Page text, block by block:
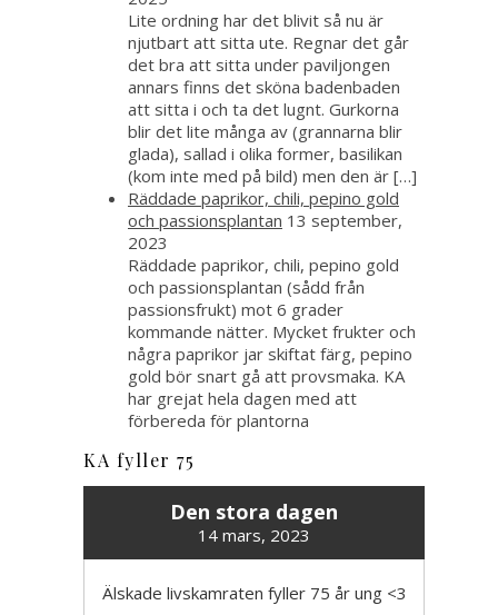
Lite ordning har det blivit så nu är
njutbart att sitta ute. Regnar det går
det bra att sitta under paviljongen
annars finns det sköna badenbaden
att sitta i och ta det lugnt. Gurkorna
blir det lite många av (grannarna blir
glada), sallad i olika former, basilikan
(kom inte med på bild) men den är […]
Räddade paprikor, chili, pepino gold
och passionsplantan 13 september,
2023
Räddade paprikor, chili, pepino gold
och passionsplantan (sådd från
passionsfrukt) mot 6 grader
kommande nätter. Mycket frukter och
några paprikor jar skiftat färg, pepino
gold bör snart gå att provsmaka. KA
har grejat hela dagen med att
förbereda för plantorna
KA fyller 75
Den stora dagen
14 mars, 2023
Älskade livskamraten fyller 75 år ung <3